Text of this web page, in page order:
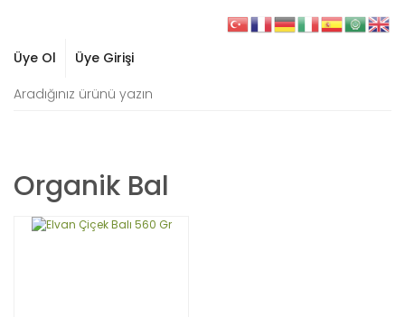
Üye Ol Üye Girişi
Organik Bal